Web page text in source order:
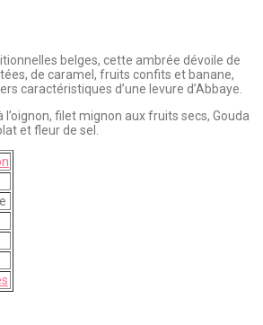
belges, cette ambrée dévoile de
de caramel, fruits confits et banane,
caractéristiques d’une levure d’Abbaye.
filet mignon aux fruits secs, Gouda
et fleur de sel.